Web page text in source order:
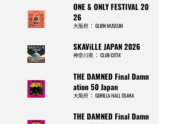
ONE & ONLY FESTIVAL 20
26
大阪府： GLION MUSEUM
SKAViLLE JAPAN 2026
神奈川県： CLUB CITTA’
THE DAMNED Final Damn
ation 50 Japan
大阪府： GORILLA HALL OSAKA
THE DAMNED Final Damn